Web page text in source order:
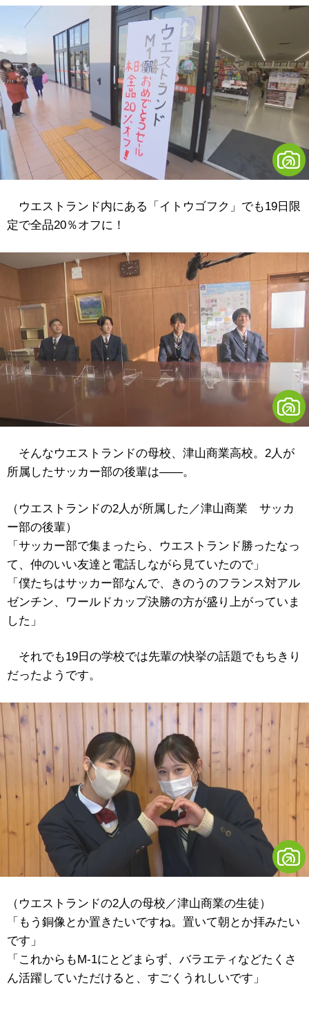
ウエストランド内にある「イトウゴフク」でも19日限
定で全品20％オフに！
そんなウエストランドの母校、津山商業高校。2人が
所属したサッカー部の後輩は――。
（ウエストランドの2人が所属した／津山商業 サッカ
ー部の後輩）
「サッカー部で集まったら、ウエストランド勝ったなっ
て、仲のいい友達と電話しながら見ていたので」
「僕たちはサッカー部なんで、きのうのフランス対アル
ゼンチン、ワールドカップ決勝の方が盛り上がっていま
した」
それでも19日の学校では先輩の快挙の話題でもちきり
だったようです。
（ウエストランドの2人の母校／津山商業の生徒）
「もう銅像とか置きたいですね。置いて朝とか拝みたい
です」
「これからもM-1にとどまらず、バラエティなどたくさ
ん活躍していただけると、すごくうれしいです」